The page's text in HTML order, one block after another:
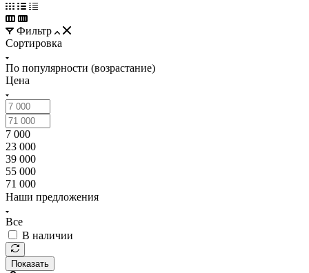
Фильтр
Сортировка
По популярности (возрастание)
Цена
7 000
23 000
39 000
55 000
71 000
Наши предложения
Все
В наличии
Показать